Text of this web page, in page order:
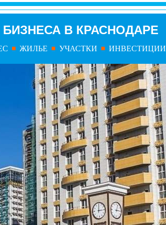
В КРАСНОДАРЕ
ЖИЛЬЕ УЧАСТКИ ИНВЕСТИЦИИ